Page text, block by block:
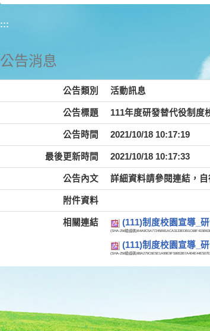
:::
公告消息
公告類別 活動訊息
公告標題 111年度研發替代役制度
公告時間 2021/10/18 10:17:19
最後更新時間 2021/10/18 10:17:33
公告內文 詳細資料請參閱連結，
附件資料
相關連結 (111)制度校園宣導_
(SHA-256驗證碼)
(111)制度校園宣導_
(SHA-256驗證碼)